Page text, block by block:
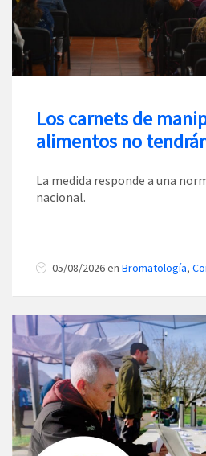
Los carnets de
alimentos no
La medida responde a una
nacional.
05/08/2026en Bromatología,